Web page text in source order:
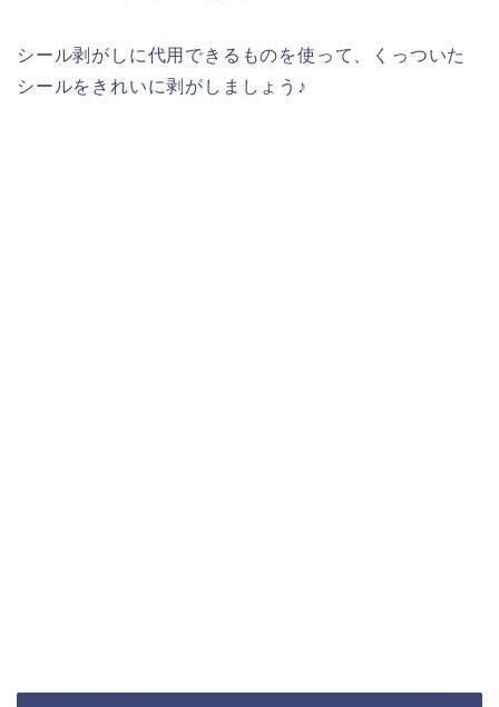
シール剥がしに代用できるものを使って、くっついた
シールをきれいに剥がしましょう♪